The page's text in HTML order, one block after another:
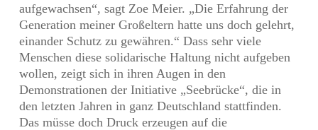
aufgewachsen“, sagt Zoe Meier. „Die Erfahrung der
Generation meiner Großeltern hatte uns doch gelehrt,
einander Schutz zu gewähren.“ Dass sehr viele
Menschen diese solidarische Haltung nicht aufgeben
wollen, zeigt sich in ihren Augen in den
Demonstrationen der Initiative „Seebrücke“, die in
den letzten Jahren in ganz Deutschland stattfinden.
Das müsse doch Druck erzeugen auf die